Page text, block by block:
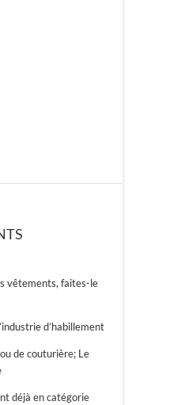
vêtements, faites-le
d’habillement
de couturière; Le
déjà en catégorie